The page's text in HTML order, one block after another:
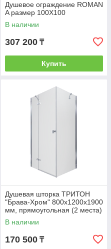
Душевое ограждение ROMAN
A размер 100Х100
В наличии
307 200 ₸
Купить
Душевая шторка ТРИТОН
"Брава-Хром" 800х1200х1900
мм, прямоугольная (2 места)
В наличии
170 500 ₸